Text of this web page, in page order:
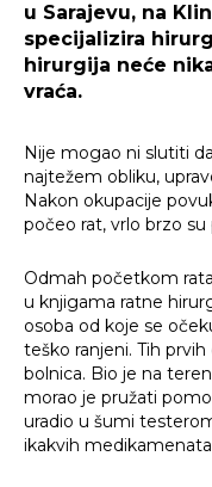
u Sarajevu, na
specijalizira
hirurgija neće
vraća.
Nije mogao ni slutiti
najtežem obliku,
Nakon okupacije
počeo rat, vrlo brzo su
Odmah početkom
u knjigama ratne
osoba od koje se
teško ranjeni. Tih
bolnica. Bio je na
morao je pružati
uradio u šumi
ikakvih